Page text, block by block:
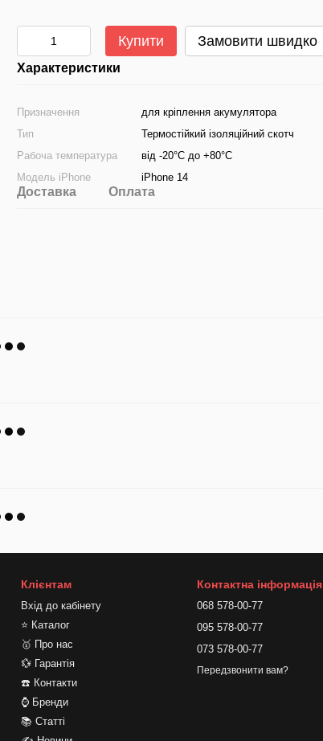
Купити Замовити швидко
Характеристики
Призначення
для кріплення акумулятора
Тип
Термостійкий ізоляційний скотч
Рабоча температура
від -20°C до +80°C
Модель iPhone
iPhone 14
Доставка Оплата
Клієнтам
Вхід до кабінету
⭐ Каталог
🥇 Про нас
💱 Гарантія
☎️ Контакти
⌚ Бренди
📚 Статті
Контактна інформація
068 578-00-77
095 578-00-77
073 578-00-77
Передзвонити вам?